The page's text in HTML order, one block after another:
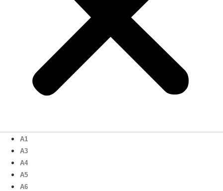
A1
A3
A4
A5
A6